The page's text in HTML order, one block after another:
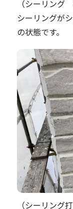
（シーリング
シーリングが
の状態です。
（シーリング